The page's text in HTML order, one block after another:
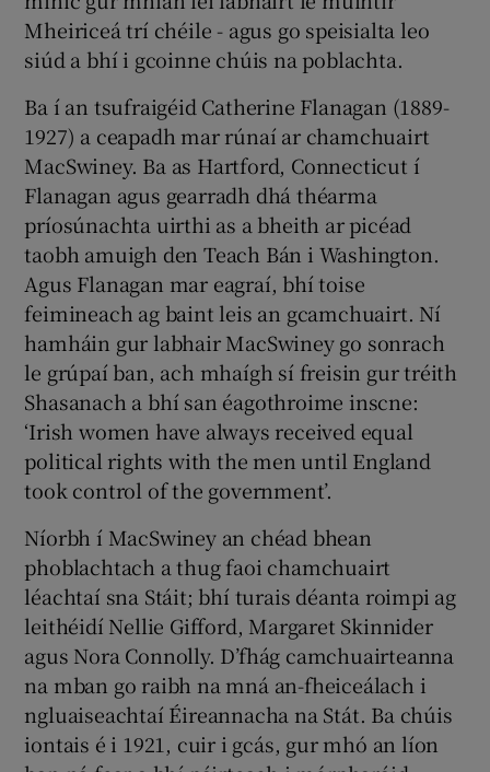
Mheiriceá trí chéile - agus go speisialta leo
siúd a bhí i gcoinne chúis na poblachta.
Ba í an tsufraigéid Catherine Flanagan (1889-
1927) a ceapadh mar rúnaí ar chamchuairt
MacSwiney. Ba as Hartford, Connecticut í
Flanagan agus gearradh dhá théarma
príosúnachta uirthi as a bheith ar picéad
taobh amuigh den Teach Bán i Washington.
Agus Flanagan mar eagraí, bhí toise
feimineach ag baint leis an gcamchuairt. Ní
hamháin gur labhair MacSwiney go sonrach
le grúpaí ban, ach mhaígh sí freisin gur tréith
Shasanach a bhí san éagothroime inscne:
‘Irish women have always received equal
political rights with the men until England
took control of the government’.
Níorbh í MacSwiney an chéad bhean
phoblachtach a thug faoi chamchuairt
léachtaí sna Stáit; bhí turais déanta roimpi ag
leithéidí Nellie Gifford, Margaret Skinnider
agus Nora Connolly. D’fhág camchuairteanna
na mban go raibh na mná an-fheiceálach i
ngluaiseachtaí Éireannacha na Stát. Ba chúis
iontais é i 1921, cuir i gcás, gur mhó an líon